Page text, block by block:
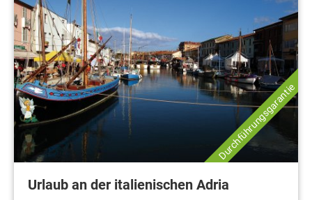
Durchführungsgarantie
Urlaub an der italienischen Adria